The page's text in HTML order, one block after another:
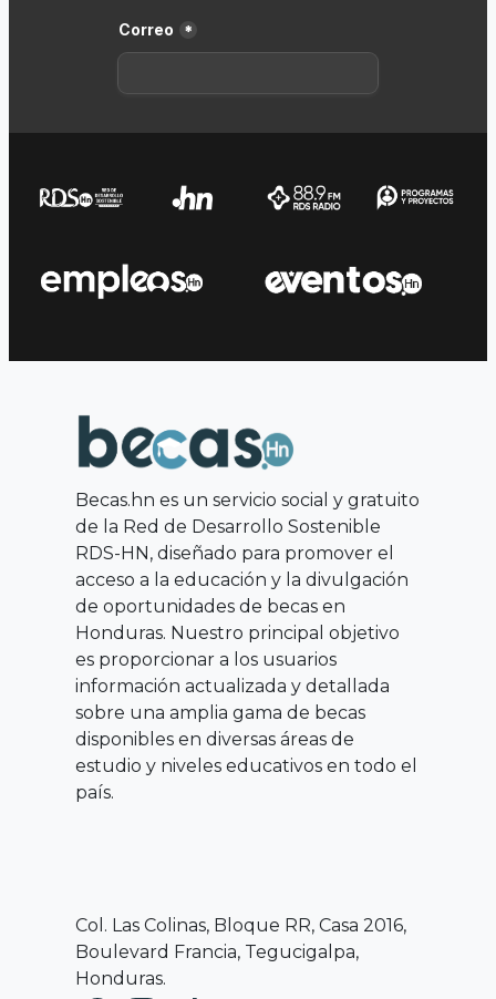
Becas.hn es un servicio social y gratuito
de la Red de Desarrollo Sostenible
RDS-HN, diseñado para promover el
acceso a la educación y la divulgación
de oportunidades de becas en
Honduras. Nuestro principal objetivo
es proporcionar a los usuarios
información actualizada y detallada
sobre una amplia gama de becas
disponibles en diversas áreas de
estudio y niveles educativos en todo el
país.
Col. Las Colinas, Bloque RR, Casa 2016,
Boulevard Francia, Tegucigalpa,
Honduras.